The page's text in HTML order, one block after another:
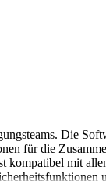
Die
für die
kompatibel mit